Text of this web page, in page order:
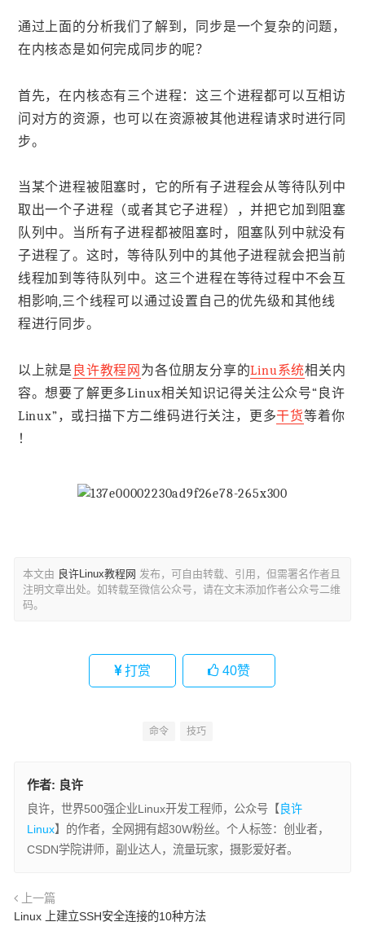
通过上面的分析我们了解到，同步是一个复杂的问题，
在内核态是如何完成同步的呢？
首先，在内核态有三个进程：这三个进程都可以互相访
问对方的资源，也可以在资源被其他进程请求时进行同
步。
当某个进程被阻塞时，它的所有子进程会从等待队列中
取出一个子进程（或者其它子进程），并把它加到阻塞
队列中。当所有子进程都被阻塞时，阻塞队列中就没有
子进程了。这时，等待队列中的其他子进程就会把当前
线程加到等待队列中。这三个进程在等待过程中不会互
相影响,三个线程可以通过设置自己的优先级和其他线
程进行同步。
以上就是 良许教程网 为各位朋友分享的Linu系统相关内
容。想要了解更多Linux相关知识记得关注公众号“良许
Linux”，或扫描下方二维码进行关注，更多干货等着你
！
本文由 良许Linux教程网 发布，可自由转载、引用，但需署名作者且
注明文章出处。如转载至微信公众号，请在文末添加作者公众号二维
码。
打赏 40赞
命令 技巧
作者: 良许
良许，世界500强企业Linux开发工程师，公众号【 良许
Linux】的作者，全网拥有超30W粉丝。个人标签：创业者，
CSDN学院讲师，副业达人，流量玩家，摄影爱好者。
上一篇
Linux 上建立SSH安全连接的10种方法